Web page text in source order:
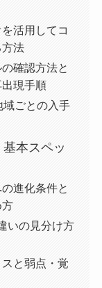
活用してコ
法
確認方法と
現手順
域ごとの入手
本スペッ
進化条件と
方
いの見分け方
と弱点・覚